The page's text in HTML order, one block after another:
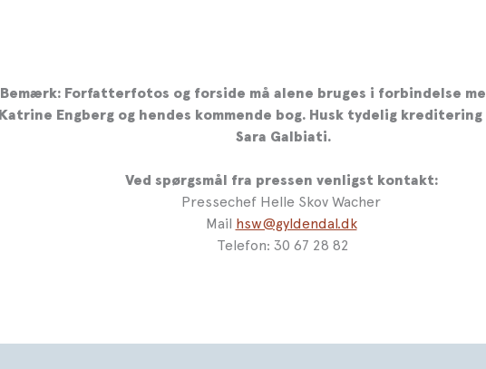
Bemærk: Forfatterfotos og forside må alene bruges i forbindelse
Katrine Engberg og hendes kommende bog. Husk tydelig
Sara Galbiati.
Ved spørgsmål fra pressen venligst kontakt:
Pressechef Helle Skov Wacher
Mail hsw@gyldendal.dk
Telefon: 30 67 28 82